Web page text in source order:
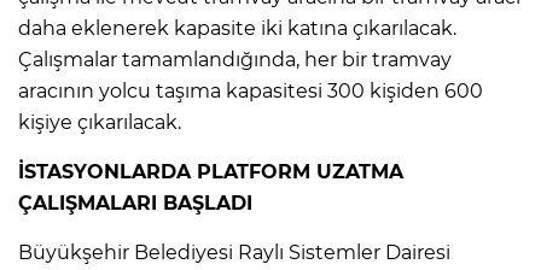
daha eklenerek kapasite iki katına çıkarılacak.
Çalışmalar tamamlandığında, her bir tramvay
aracının yolcu taşıma kapasitesi 300 kişiden 600
kişiye çıkarılacak.
İSTASYONLARDA PLATFORM UZATMA
ÇALIŞMALARI BAŞLADI
Büyükşehir Belediyesi Raylı Sistemler Dairesi